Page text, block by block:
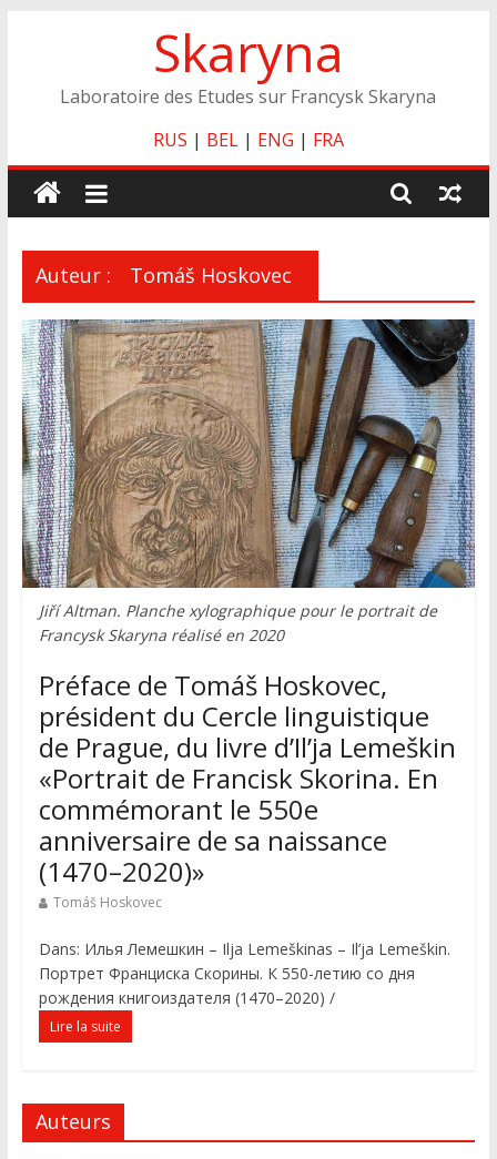
Skaryna
Laboratoire des Etudes sur Francysk Skaryna
RUS | BEL| ENG | FRA
Auteur : Tomáš Hoskovec
Jiří Altman. Planche xylographique pour le portrait de
Francysk Skaryna réalisé en 2020
Préface de Tomáš Hoskovec,
président du Cercle linguistique
de Prague, du livre d’Il’ja Lemeškin
«Portrait de Francisk Skorina. Еn
commémorant le 550e
anniversaire de sa naissance
(1470–2020)»
Tomáš Hoskovec
Dans: Илья Лемешкин – Ilja Lemeškinas – Il’ja Lemeškin.
Портрет Франциска Скорины. К 550-летию со дня
рождения книгоиздателя (1470–2020) /
Lire la suite
Auteurs